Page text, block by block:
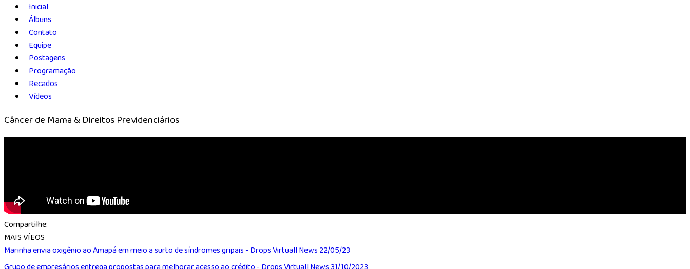
Inicial
Álbuns
Contato
Equipe
Postagens
Programação
Recados
Vídeos
Câncer de Mama & Direitos Previdenciários
Compartilhe:
MAIS VÍEOS
Marinha envia oxigênio ao Amapá em meio a surto de síndromes gripais - Drops Virtuall News 22/05/23